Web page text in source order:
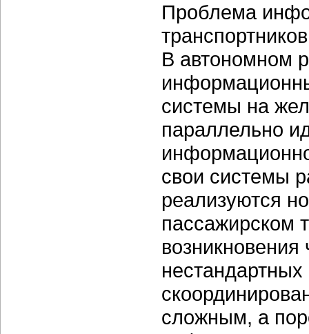
Проблема
В автономном
системы на
параллельно
свои системы
реализуются
пассажирском
сложным, а